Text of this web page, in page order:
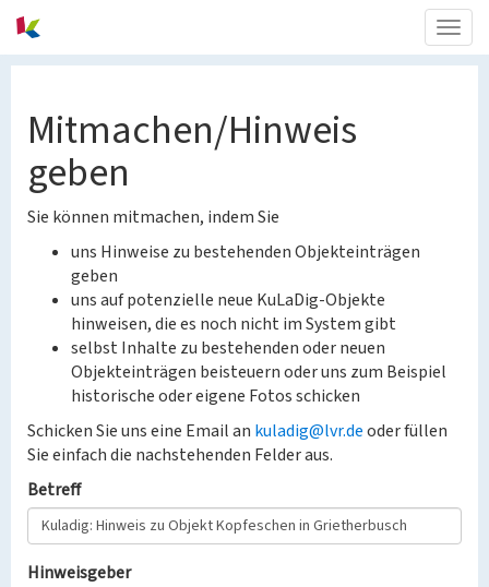
Mitmachen/Hinweis
geben
Sie können mitmachen, indem Sie
uns Hinweise zu bestehenden Objekteinträgen
geben
uns auf potenzielle neue KuLaDig-Objekte
hinweisen, die es noch nicht im System gibt
selbst Inhalte zu bestehenden oder neuen
Objekteinträgen beisteuern oder uns zum Beispiel
historische oder eigene Fotos schicken
Schicken Sie uns eine Email an kuladig@lvr.deoder füllen
Sie einfach die nachstehenden Felder aus.
Betreff
Hinweisgeber